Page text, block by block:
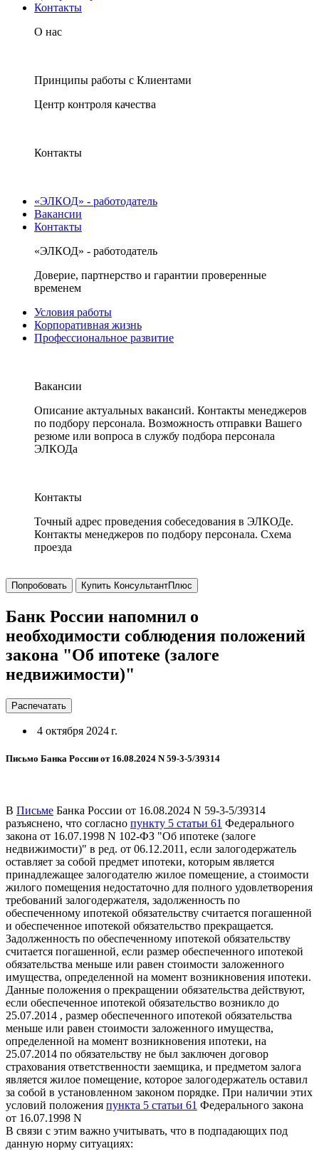
Контакты
О нас
Принципы работы с Клиентами
Центр контроля качества
Контакты
«ЭЛКОД» - работодатель
Вакансии
Контакты
«ЭЛКОД» - работодатель
Доверие, партнерство и гарантии проверенные
временем
Условия работы
Корпоративная жизнь
Профессиональное развитие
Вакансии
Описание актуальных вакансий. Контакты менеджеров
по подбору персонала. Возможность отправки Вашего
резюме или вопроса в службу подбора персонала
ЭЛКОДа
Контакты
Точный адрес проведения собеседования в ЭЛКОДе.
Контакты менеджеров по подбору персонала. Схема
проезда
Попробовать Купить КонсультантПлюс
Банк России напомнил о
необходимости соблюдения положений
закона "Об ипотеке (залоге
недвижимости)"
Распечатать
4 октября 2024 г.
Письмо Банка России от 16.08.2024 N 59-3-5/39314
В Письме Банка России от 16.08.2024 N 59-3-5/39314
разъяснено, что согласно пункту 5 статьи 61 Федерального
закона от 16.07.1998 N 102-ФЗ "Об ипотеке (залоге
недвижимости)" в ред. от 06.12.2011, если залогодержатель
оставляет за собой предмет ипотеки, которым является
принадлежащее залогодателю жилое помещение, а стоимости
жилого помещения недостаточно для полного удовлетворения
требований залогодержателя, задолженность по
обеспеченному ипотекой обязательству считается погашенной
и обеспеченное ипотекой обязательство прекращается.
Задолженность по обеспеченному ипотекой обязательству
считается погашенной, если размер обеспеченного ипотекой
обязательства меньше или равен стоимости заложенного
имущества, определенной на момент возникновения ипотеки.
Данные положения о прекращении обязательства действуют,
если обеспеченное ипотекой обязательство возникло до
25.07.2014 , размер обеспеченного ипотекой обязательства
меньше или равен стоимости заложенного имущества,
определенной на момент возникновения ипотеки, на
25.07.2014 по обязательству не был заключен договор
страхования ответственности заемщика, и предметом залога
является жилое помещение, которое залогодержатель оставил
за собой в установленном законом порядке. При наличии этих
условий положения пункта 5 статьи 61 Федерального закона
от 16.07.1998 N
В связи с этим важно учитывать, что в подпадающих под
данную норму ситуациях: